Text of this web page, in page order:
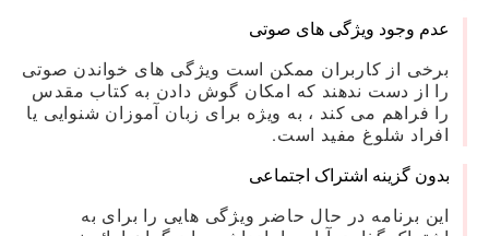
عدم وجود ویژگی های صوتی
برخی از کاربران ممکن است ویژگی های خواندن صوتی
را از دست ندهند که امکان گوش دادن به کتاب مقدس
را فراهم می کند ، به ویژه برای زبان آموزان شنوایی یا
افراد شلوغ مفید است.
بدون گزینه اشتراک اجتماعی
این برنامه در حال حاضر ویژگی هایی را برای به